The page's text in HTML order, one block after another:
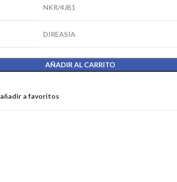
NKR/4JB1
DIREASIA
AÑADIR AL CARRITO
añadir a favoritos